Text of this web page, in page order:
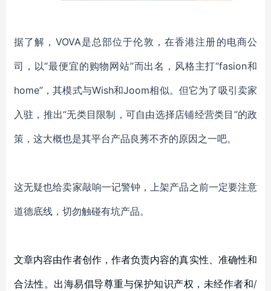
据了解，VOVA是总部位于伦敦，在香港注册的电商公
司，以“最便宜的购物网站”而出名，风格主打“fasion和
home”，其模式与Wish和Joom相似。但它为了吸引卖家
入驻，推出“无类目限制，可自由选择店铺经营类目”的政
策，这大概也是其平台产品良莠不齐的原因之一吧。
这无疑也给卖家敲响一记警钟，上架产品之前一定要注意
道德底线，切勿触碰有坑产品。
文章内容由作者创作，作者负责内容的真实性、准确性和
合法性。出海易倡导尊重与保护知识产权，未经作者和/